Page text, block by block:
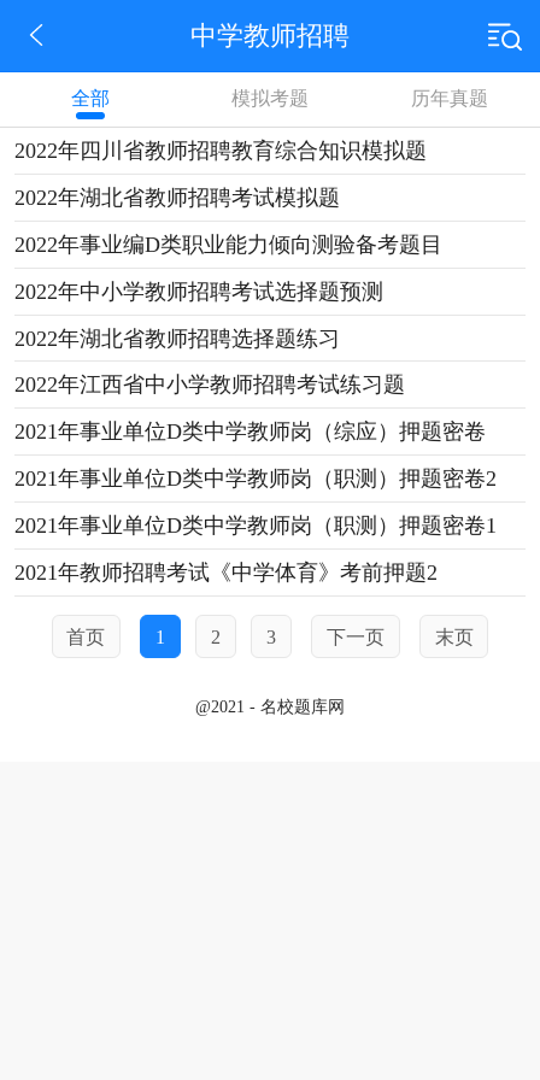
中学教师招聘
全部 模拟考题 历年真题
2022年四川省教师招聘教育综合知识模拟题
2022年湖北省教师招聘考试模拟题
2022年事业编D类职业能力倾向测验备考题目
2022年中小学教师招聘考试选择题预测
2022年湖北省教师招聘选择题练习
2022年江西省中小学教师招聘考试练习题
2021年事业单位D类中学教师岗（综应）押题密卷
2021年事业单位D类中学教师岗（职测）押题密卷2
2021年事业单位D类中学教师岗（职测）押题密卷1
2021年教师招聘考试《中学体育》考前押题2
首页 1 2 3 下一页 末页
@2021 - 名校题库网